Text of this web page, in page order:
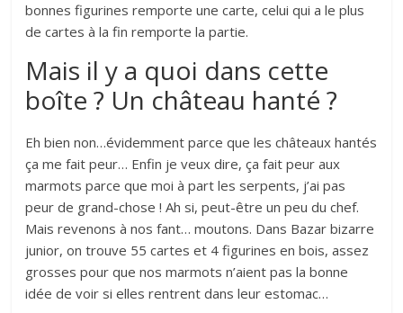
bonnes figurines remporte une carte, celui qui a le plus
de cartes à la fin remporte la partie.
Mais il y a quoi dans cette
boîte ? Un château hanté ?
Eh bien non…évidemment parce que les châteaux hantés
ça me fait peur… Enfin je veux dire, ça fait peur aux
marmots parce que moi à part les serpents, j’ai pas
peur de grand-chose ! Ah si, peut-être un peu du chef.
Mais revenons à nos fant… moutons. Dans Bazar bizarre
junior, on trouve 55 cartes et 4 figurines en bois, assez
grosses pour que nos marmots n’aient pas la bonne
idée de voir si elles rentrent dans leur estomac…